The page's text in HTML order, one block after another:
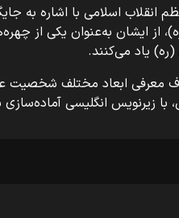
انقلاب اسلامی با اشاره به
از ایشان به‌عنوان یکی از
یاد می‌کنند.
معرفی ابعاد مختلف شخصیت
با زیرنویس انگلیسی